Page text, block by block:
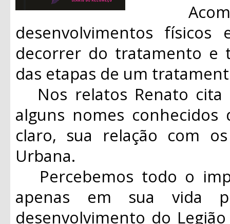
desenvolvimentos
decorrer do tratamento e
das etapas de um
Nos relatos Renato cita
alguns nomes
claro, sua relação com
Urbana.
Percebemos todo o
apenas em sua vida
desenvolvimento do